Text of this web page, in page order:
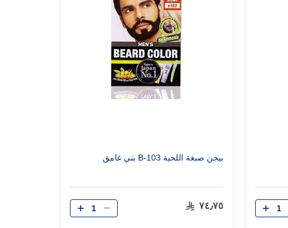
بيجن صبغة اللحية B-103 بني غامق
٧٤٫٧٥ الكمية